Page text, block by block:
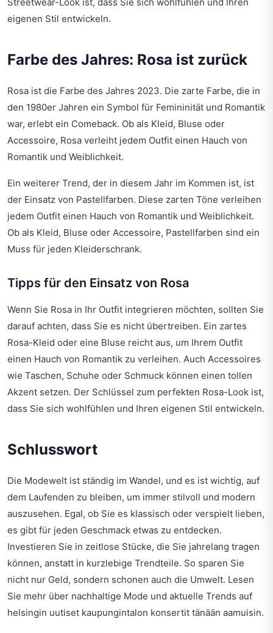
Streetwear-Look ist, dass Sie sich wohlfühlen und Ihren
eigenen Stil entwickeln.
Farbe des Jahres: Rosa ist zurück
Rosa ist die Farbe des Jahres 2023. Die zarte Farbe, die in
den 1980er Jahren ein Symbol für Femininität und Romantik
war, erlebt ein Comeback. Ob als Kleid, Bluse oder
Accessoire, Rosa verleiht jedem Outfit einen Hauch von
Romantik und Weiblichkeit.
Ein weiterer Trend, der in diesem Jahr im Kommen ist, ist
der Einsatz von Pastellfarben. Diese zarten Töne verleihen
jedem Outfit einen Hauch von Romantik und Weiblichkeit.
Ob als Kleid, Bluse oder Accessoire, Pastellfarben sind ein
Muss für jeden Kleiderschrank.
Tipps für den Einsatz von Rosa
Wenn Sie Rosa in Ihr Outfit integrieren möchten, sollten Sie
darauf achten, dass Sie es nicht übertreiben. Ein zartes
Rosa-Kleid oder eine Bluse reicht aus, um Ihrem Outfit
einen Hauch von Romantik zu verleihen. Auch Accessoires
wie Taschen, Schuhe oder Schmuck können einen tollen
Akzent setzen. Der Schlüssel zum perfekten Rosa-Look ist,
dass Sie sich wohlfühlen und Ihren eigenen Stil entwickeln.
Schlusswort
Die Modewelt ist ständig im Wandel, und es ist wichtig, auf
dem Laufenden zu bleiben, um immer stilvoll und modern
auszusehen. Egal, ob Sie es klassisch oder verspielt lieben,
es gibt für jeden Geschmack etwas zu entdecken.
Investieren Sie in zeitlose Stücke, die Sie jahrelang tragen
können, anstatt in kurzlebige Trendteile. So sparen Sie
nicht nur Geld, sondern schonen auch die Umwelt. Lesen
Sie mehr über nachhaltige Mode und aktuelle Trends auf
helsingin uutiset kaupungintalon konsertit tänään aamuisin.